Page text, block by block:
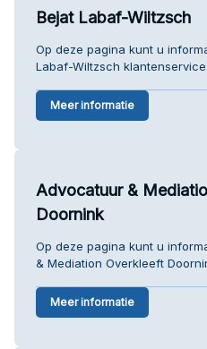
Bejat Labaf-Wiltzsch
Op deze pagina kunt u
Labaf-Wiltzsch klantenservice.
Meer informatie
Advocatuur &
Doornink
Op deze pagina kunt u
& Mediation Overkleeft
Meer informatie